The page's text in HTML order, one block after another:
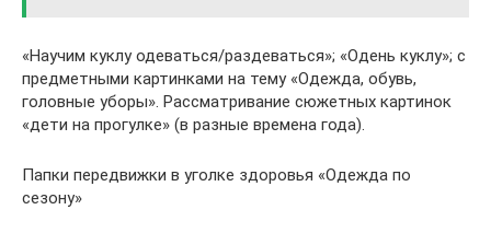
«Научим куклу одеваться/раздеваться»; «Одень куклу»; с
предметными картинками на тему «Одежда, обувь,
головные уборы». Рассматривание сюжетных картинок
«дети на прогулке» (в разные времена года).
Папки передвижки в уголке здоровья «Одежда по
сезону»